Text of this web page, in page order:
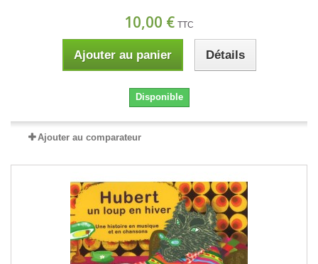
10,00 € TTC
Ajouter au panier Détails
Disponible
Ajouter au comparateur